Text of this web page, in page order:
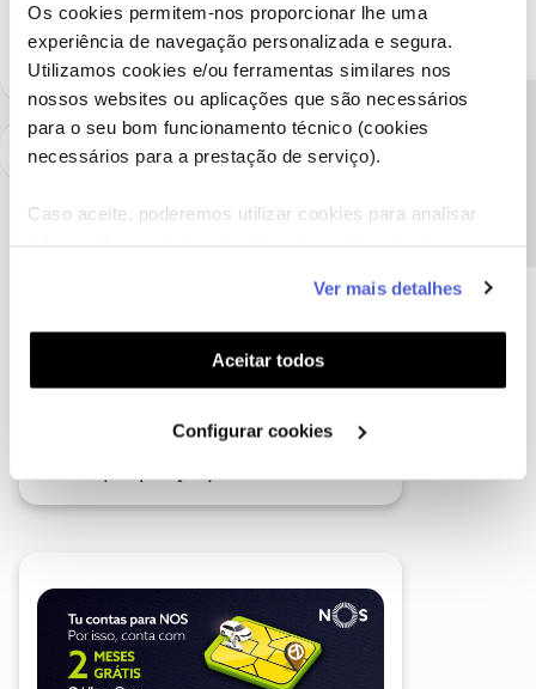
Os cookies permitem-nos proporcionar lhe uma
experiência de navegação personalizada e segura.
Utilizamos cookies e/ou ferramentas similares nos
nossos websites ou aplicações que são necessários
para o seu bom funcionamento técnico (cookies
necessários para a prestação de serviço).
Caso aceite, poderemos utilizar cookies para analisar
funcionalidades (cookies de personalização e
funcionalidade) e adaptar anúncios aos seus interesses
(cookies de publicidade personalizada). Pode gerir a
utilização dos cookies clicando em "Configurar
Ver mais detalhes
Aceitar todos
Configurar cookies
sempre a par das ultimas novidades.